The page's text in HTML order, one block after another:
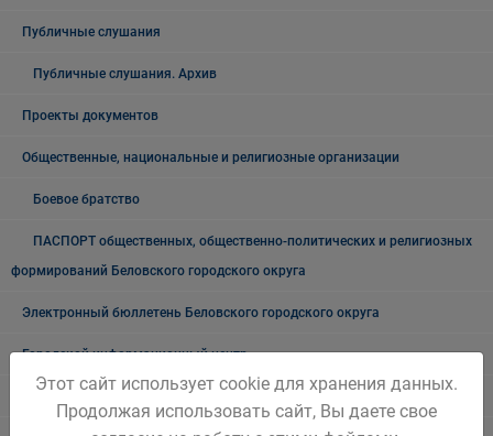
Публичные слушания
Публичные слушания. Архив
Проекты документов
Общественные, национальные и религиозные организации
Боевое братство
ПАСПОРТ общественных, общественно-политических и религиозных
формирований Беловского городского округа
Электронный бюллетень Беловского городского округа
Городской информационный центр
Оценка регулирующего воздействия (ОРВ)
Этот сайт использует cookie для хранения данных.
Продолжая использовать сайт, Вы даете свое